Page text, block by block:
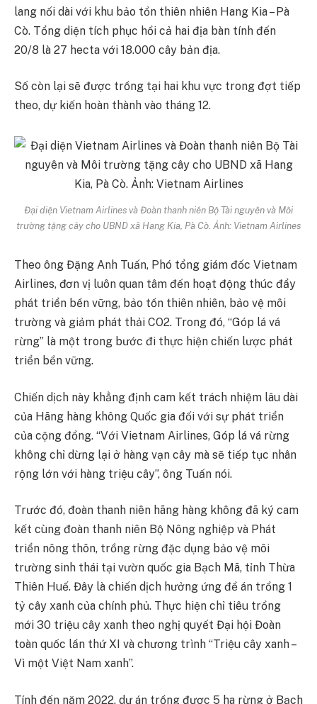
lang nối dài với khu bảo tồn thiên nhiên Hang Kia – Pà
Cò. Tổng diện tích phục hồi cả hai địa bàn tính đến
20/8 là 27 hecta với 18.000 cây bản địa.
Số còn lại sẽ được trồng tại hai khu vực trong đợt tiếp
theo, dự kiến hoàn thành vào tháng 12.
Đại diện Vietnam Airlines và Đoàn thanh niên Bộ Tài nguyên và Môi
trường tặng cây cho UBND xã Hang Kia, Pà Cò. Ảnh: Vietnam Airlines
Theo ông Đặng Anh Tuấn, Phó tổng giám đốc Vietnam
Airlines, đơn vị luôn quan tâm đến hoạt động thúc đẩy
phát triển bền vững, bảo tồn thiên nhiên, bảo vệ môi
trường và giảm phát thải CO2. Trong đó, “Góp lá vá
rừng” là một trong bước đi thực hiện chiến lược phát
triển bền vững.
Chiến dịch này khẳng định cam kết trách nhiệm lâu dài
của Hãng hàng không Quốc gia đối với sự phát triển
của cộng đồng. “Với Vietnam Airlines, Góp lá vá rừng
không chỉ dừng lại ở hàng vạn cây mà sẽ tiếp tục nhân
rộng lớn với hàng triệu cây”, ông Tuấn nói.
Trước đó, đoàn thanh niên hãng hàng không đã ký cam
kết cùng đoàn thanh niên Bộ Nông nghiệp và Phát
triển nông thôn, trồng rừng đặc dụng bảo vệ môi
trường sinh thái tại vườn quốc gia Bạch Mã, tỉnh Thừa
Thiên Huế. Đây là chiến dịch hưởng ứng đề án trồng 1
tỷ cây xanh của chính phủ. Thực hiện chỉ tiêu trồng
mới 30 triệu cây xanh theo nghị quyết Đại hội Đoàn
toàn quốc lần thứ XI và chương trình “Triệu cây xanh –
Vì một Việt Nam xanh”.
Tính đến năm 2022, dự án trồng được 5 ha rừng ở Bạch